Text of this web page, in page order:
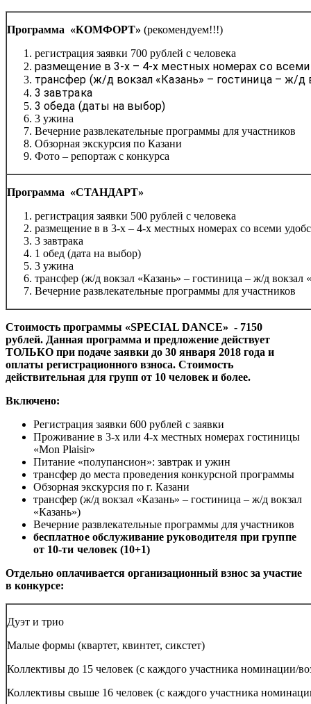
Программа «КОМФОРТ» (рекомендуем!!!)
регистрация заявки 700 рублей с человека
размещение в 3-х – 4-х местных номерах со
трансфер (ж/д вокзал «Казань» – гостиница – ж/д
3 завтрака
3 обеда (даты на выбор)
3 ужина
Вечерние развлекательные программы для участников
Обзорная экскурсия по Казани
Фото – репортаж с конкурса
Программа «СТАНДАРТ»
регистрация заявки 500 рублей с человека
размещение в в 3-х – 4-х местных номерах со всеми
3 завтрака
1 обед (дата на выбор)
3 ужина
трансфер (ж/д вокзал «Казань» – гостиница – ж/д вокзал
Вечерние развлекательные программы для участников
Стоимость программы «SPECIAL DANCE» - 7150
рублей. Данная программа и предложение действует
ТОЛЬКО при подаче заявки до 30 января 2018 года и
оплаты регистрационного взноса. Стоимость
действительная для групп от 10 человек и более.
Включено:
Регистрация заявки 600 рублей с заявки
Проживание в 3-х или 4-х местных номерах гостиницы
«Mon Plaisir»
Питание «полупансион»: завтрак и ужин
трансфер до места проведения конкурсной программы
Обзорная экскурсия по г. Казани
трансфер (ж/д вокзал «Казань» – гостиница – ж/д вокзал
«Казань»)
Вечерние развлекательные программы для участников
бесплатное обслуживание руководителя при группе
от 10-ти человек (10+1)
Отдельно оплачивается организационный взнос за участие
в конкурсе:
Дуэт и трио
Малые формы (квартет, квинтет, сикстет)
Коллективы до 15 человек (с каждого участника номинации/
Коллективы свыше 16 человек (с каждого участника